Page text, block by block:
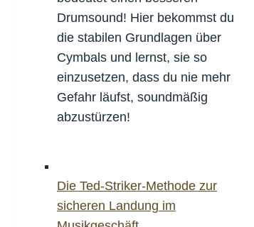
Drumsound! Hier bekommst du
die stabilen Grundlagen über
Cymbals und lernst, sie so
einzusetzen, dass du nie mehr
Gefahr läufst, soundmäßig
abzustürzen!
Die Ted-Striker-Methode zur
sicheren Landung im